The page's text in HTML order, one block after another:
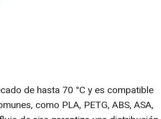
de hasta 70 °C y es compatible
como PLA, PETG, ABS, ASA,